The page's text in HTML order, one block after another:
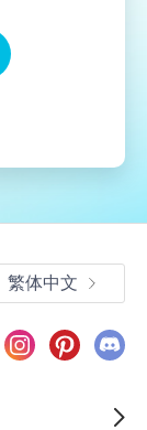
繁体中文